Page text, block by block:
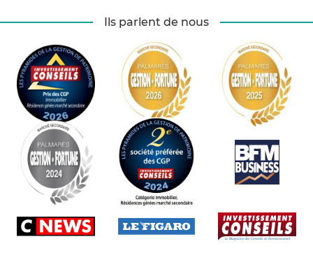
Ils parlent de nous